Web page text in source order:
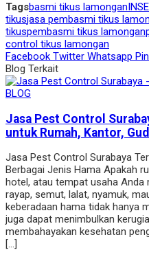
Tagsbasmi tikus lamongan
tikusjasa pembasmi tikus
tikuspembasmi tikus lamongan
control tikus lamongan
Facebook Twitter Whatsapp
Blog Terkait
BLOG
Jasa Pest Control
untuk Rumah, Kantor,
Jasa Pest Control Surabaya
Berbagai Jenis Hama Apakah
hotel, atau tempat usaha Anda
rayap, semut, lalat, nyamuk,
keberadaan hama tidak hanya
juga dapat menimbulkan
membahayakan kesehatan
[…]